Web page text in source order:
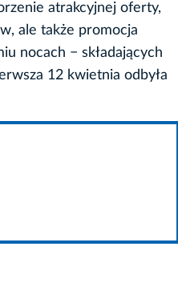
atrakcyjnej oferty,
ale także promocja
nocach − składających
12 kwietnia odbyła